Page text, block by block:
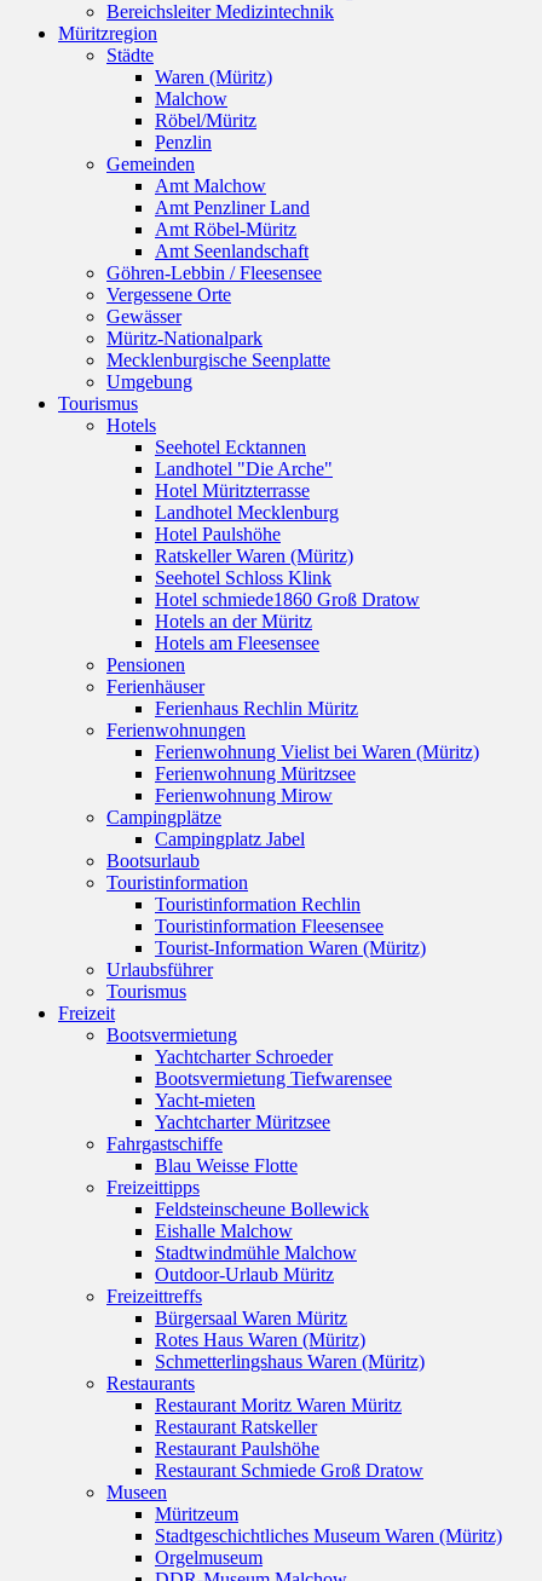
Bereichsleiter Medizintechnik
Müritzregion
Städte
Waren (Müritz)
Malchow
Röbel/Müritz
Penzlin
Gemeinden
Amt Malchow
Amt Penzliner Land
Amt Röbel-Müritz
Amt Seenlandschaft
Göhren-Lebbin / Fleesensee
Vergessene Orte
Gewässer
Müritz-Nationalpark
Mecklenburgische Seenplatte
Umgebung
Tourismus
Hotels
Seehotel Ecktannen
Landhotel "Die Arche"
Hotel Müritzterrasse
Landhotel Mecklenburg
Hotel Paulshöhe
Ratskeller Waren (Müritz)
Seehotel Schloss Klink
Hotel schmiede1860 Groß Dratow
Hotels an der Müritz
Hotels am Fleesensee
Pensionen
Ferienhäuser
Ferienhaus Rechlin Müritz
Ferienwohnungen
Ferienwohnung Vielist bei Waren (Müritz)
Ferienwohnung Müritzsee
Ferienwohnung Mirow
Campingplätze
Campingplatz Jabel
Bootsurlaub
Touristinformation
Touristinformation Rechlin
Touristinformation Fleesensee
Tourist-Information Waren (Müritz)
Urlaubsführer
Tourismus
Freizeit
Bootsvermietung
Yachtcharter Schroeder
Bootsvermietung Tiefwarensee
Yacht-mieten
Yachtcharter Müritzsee
Fahrgastschiffe
Blau Weisse Flotte
Freizeittipps
Feldsteinscheune Bollewick
Eishalle Malchow
Stadtwindmühle Malchow
Outdoor-Urlaub Müritz
Freizeittreffs
Bürgersaal Waren Müritz
Rotes Haus Waren (Müritz)
Schmetterlingshaus Waren (Müritz)
Restaurants
Restaurant Moritz Waren Müritz
Restaurant Ratskeller
Restaurant Paulshöhe
Restaurant Schmiede Groß Dratow
Museen
Müritzeum
Stadtgeschichtliches Museum Waren (Müritz)
Orgelmuseum